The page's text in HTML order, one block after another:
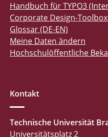
Handbuch für TYPO3
Corporate Design-
Glossar (DE-EN)
Meine Daten ändern
Hochschulöffentliche
Kontakt
Technische Universität
Universitätsplatz 2